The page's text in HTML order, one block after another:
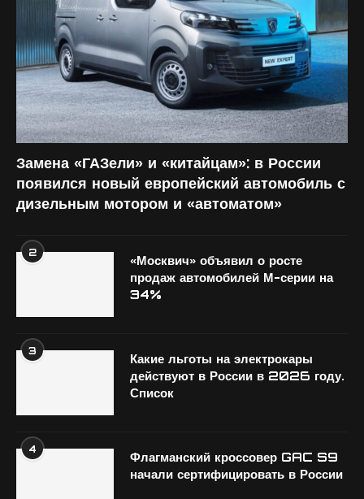
Замена «ГАЗели» и «китайцам»: в России
появился новый европейский автомобиль с
дизельным мотором и «автоматом»
2
«Москвич» объявил о росте
продаж автомобилей М-серии на
34%
3
Какие льготы на электрокары
действуют в России в 2026 году.
Список
4
Флагманский кроссовер GAC S9
начали сертифицировать в России